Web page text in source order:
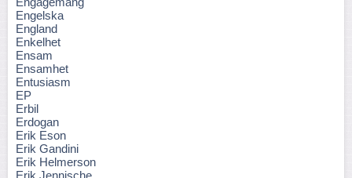
Engelska
England
Enkelhet
Ensam
Ensamhet
Entusiasm
EP
Erbil
Erdogan
Erik Eson
Erik Gandini
Erik Helmerson
Erik Jennische